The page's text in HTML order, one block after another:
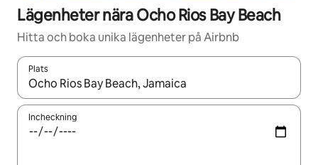
Lägenheter nära Ocho Rios Bay Beach
Hitta och boka unika lägenheter på Airbnb
Plats
När resultaten är tillgängliga kan du navigera med upp- och
Incheckning